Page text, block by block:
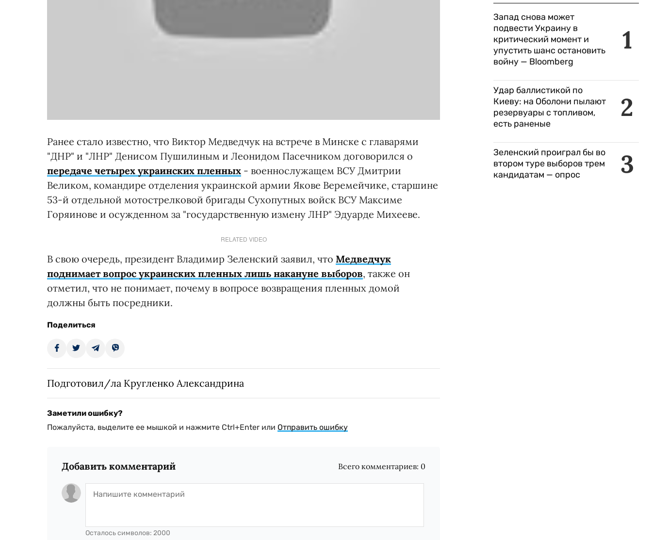
Ранее стало известно, что Виктор Медведчук на встрече в Минске с главарями
"ДНР" и "ЛНР" Денисом Пушилиным и Леонидом Пасечником договорился о
передаче четырех украинских пленных - военнослужащем ВСУ Дмитрии
Великом, командире отделения украинской армии Якове Веремейчике, старшине
53-й отдельной мотострелковой бригады Сухопутных войск ВСУ Максиме
Горяинове и осужденном за "государственную измену ЛНР" Эдуарде Михееве.
RELATED VIDEO
В свою очередь, президент Владимир Зеленский заявил, что Медведчук
поднимает вопрос украинских пленных лишь накануне выборов, также он
отметил, что не понимает, почему в вопросе возвращения пленных домой
должны быть посредники.
Поделиться
Подготовил/ла Кругленко Александрина
Заметили ошибку?
Пожалуйста, выделите ее мышкой и нажмите Ctrl+Enter или Отправить ошибку
Добавить комментарий Всего комментариев: 0
Осталось символов: 2000
1
Запад снова может
подвести Украину в
критический момент и
упустить шанс остановить
войну — Bloomberg
2
Удар баллистикой по
Киеву: на Оболони пылают
резервуары с топливом,
есть раненые
3
Зеленский проиграл бы во
втором туре выборов трем
кандидатам — опрос